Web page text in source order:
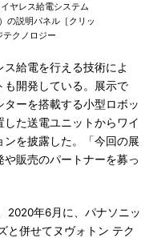
ヤレス給電システム
の説明パネル［クリッ
テクノロジー
給電を行える技術によ
も開発している。展示で
ーを搭載する小型ロボッ
した送電ユニットからワイ
を披露した。「今回の展
販売のパートナーを募っ
2020年6月に、パナソニッ
と併せてヌヴォトン テク